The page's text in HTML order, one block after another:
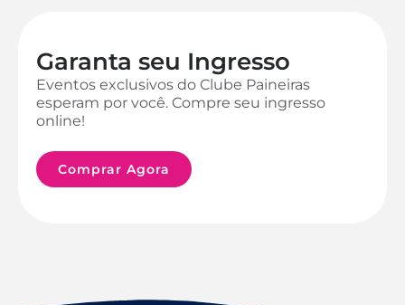
Garanta seu Ingresso
Eventos exclusivos do Clube Paineiras
esperam por você. Compre seu ingresso
online!
Comprar Agora